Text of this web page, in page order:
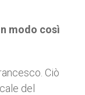
modo così
Ciò
del